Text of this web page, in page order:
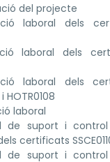
del projecte
laboral dels
laboral dels
laboral dels
HOTR0108
laboral
de suport i
certificats
de suport i